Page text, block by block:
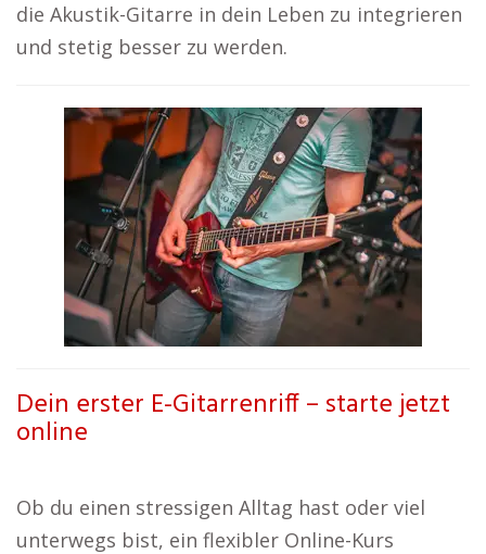
die Akustik-Gitarre in dein Leben zu integrieren
und stetig besser zu werden.
Dein erster E-Gitarrenriff – starte jetzt
online
Ob du einen stressigen Alltag hast oder viel
unterwegs bist, ein flexibler Online-Kurs